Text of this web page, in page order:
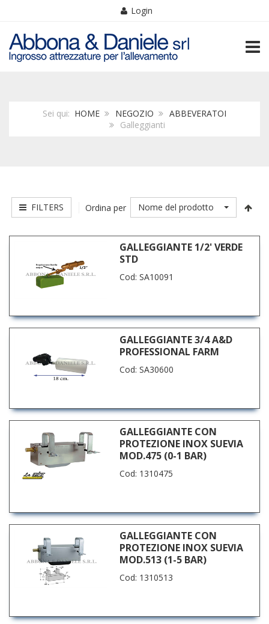
Login
Sei qui: HOME NEGOZIO
ABBEVERATOI
Galleggianti
FILTERS Ordina per Nome del prodotto
GALLEGGIANTE 1/2' VERDE
STD
Cod: SA10091
GALLEGGIANTE 3/4 A&D
PROFESSIONAL FARM
Cod: SA30600
GALLEGGIANTE CON
PROTEZIONE INOX SUEVIA
MOD.475 (0-1 BAR)
Cod: 1310475
GALLEGGIANTE CON
PROTEZIONE INOX SUEVIA
MOD.513 (1-5 BAR)
Cod: 1310513